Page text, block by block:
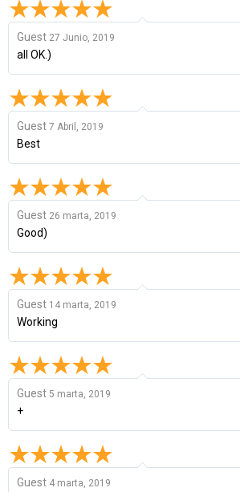
Guest 27 Junio, 2019
all OK.)
Guest 7 Abril, 2019
Best
Guest 26 marta, 2019
Good)
Guest 14 marta, 2019
Working
Guest 5 marta, 2019
+
Guest 4 marta, 2019